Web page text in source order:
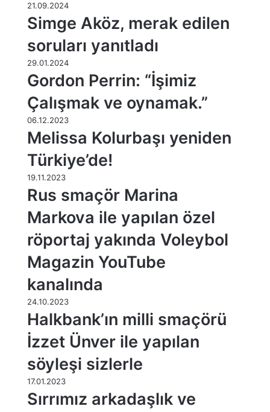
21.09.2024
Simge Aköz, merak edilen
soruları yanıtladı
29.01.2024
Gordon Perrin: “İşimiz
Çalışmak ve oynamak.”
06.12.2023
Melissa Kolurbaşı yeniden
Türkiye’de!
19.11.2023
Rus smaçör Marina
Markova ile yapılan özel
röportaj yakında Voleybol
Magazin YouTube
kanalında
24.10.2023
Halkbank’ın milli smaçörü
İzzet Ünver ile yapılan
söyleşi sizlerle
17.01.2023
Sırrımız arkadaşlık ve